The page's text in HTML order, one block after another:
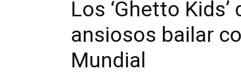
Los ‘Ghetto
ansiosos bailar
Mundial